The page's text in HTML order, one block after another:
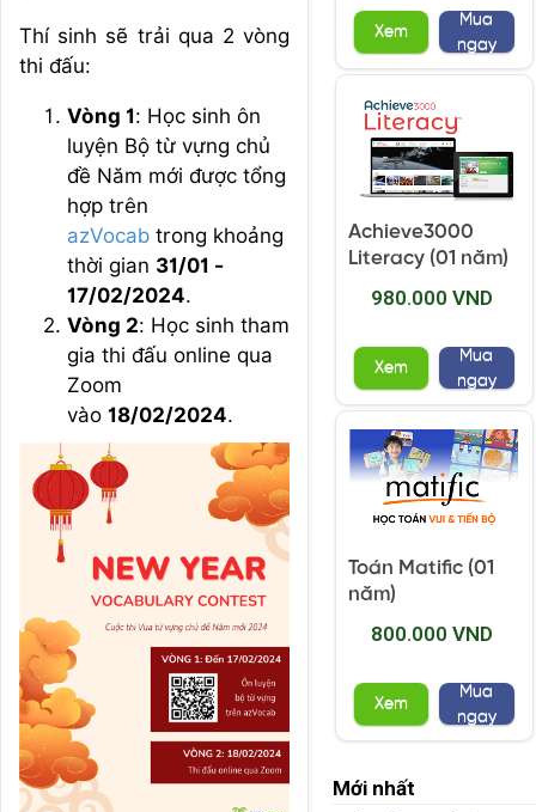
Thí sinh sẽ trải qua 2 vòng
thi đấu:
Vòng 1: Học sinh ôn
luyện Bộ từ vựng chủ
đề Năm mới được tổng
hợp trên
azVocab trong khoảng
thời gian 31/01 -
17/02/2024.
Vòng 2: Học sinh tham
gia thi đấu online qua
Zoom
vào 18/02/2024.
Xem
Mua
ngay
Achieve3000
Literacy (01 năm)
980.000 VND
Xem
Mua
ngay
Toán Matific (01
năm)
800.000 VND
Xem
Mua
ngay
Mới nhất